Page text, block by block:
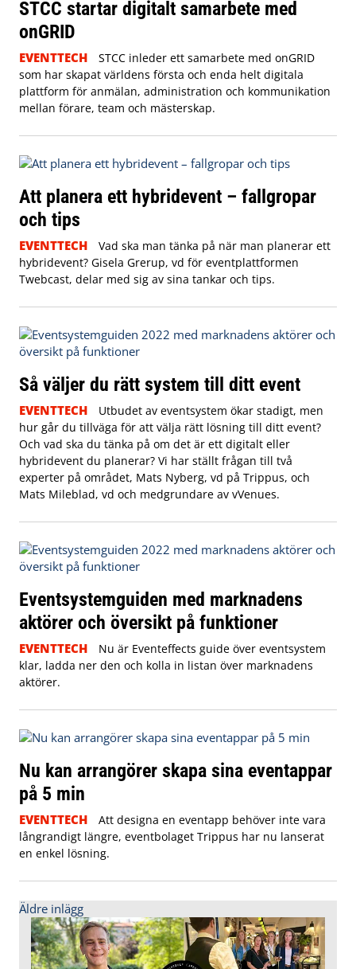
STCC startar digitalt samarbete med
onGRID
EVENTTECH
STCC inleder ett samarbete med onGRID
som har skapat världens första och enda helt digitala
plattform för anmälan, administration och kommunikation
mellan förare, team och mästerskap.
Att planera ett hybridevent – fallgropar
och tips
EVENTTECH
Vad ska man tänka på när man planerar ett
hybridevent? Gisela Grerup, vd för eventplattformen
Twebcast, delar med sig av sina tankar och tips.
Så väljer du rätt system till ditt event
EVENTTECH
Utbudet av eventsystem ökar stadigt, men
hur går du tillväga för att välja rätt lösning till ditt event?
Och vad ska du tänka på om det är ett digitalt eller
hybridevent du planerar? Vi har ställt frågan till två
experter på området, Mats Nyberg, vd på Trippus, och
Mats Mileblad, vd och medgrundare av vVenues.
Eventsystemguiden med marknadens
aktörer och översikt på funktioner
EVENTTECH
Nu är Eventeffects guide över eventsystem
klar, ladda ner den och kolla in listan över marknadens
aktörer.
Nu kan arrangörer skapa sina eventappar
på 5 min
EVENTTECH
Att designa en eventapp behöver inte vara
långrandigt längre, eventbolaget Trippus har nu lanserat
en enkel lösning.
Inläggsnavigering
Äldre inlägg